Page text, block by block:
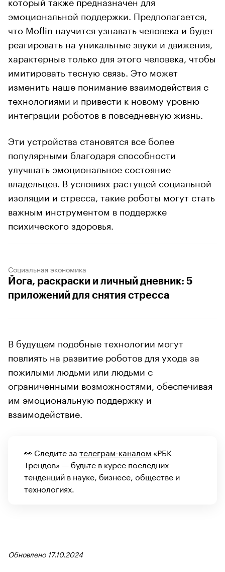
эмоциональной поддержки. Предполагается,
что Moflin научится узнавать человека и будет
реагировать на уникальные звуки и движения,
характерные только для этого человека, чтобы
имитировать тесную связь. Это может
изменить наше понимание взаимодействия с
технологиями и привести к новому уровню
интеграции роботов в повседневную жизнь.
Эти устройства становятся все более
популярными благодаря способности
улучшать эмоциональное состояние
владельцев. В условиях растущей социальной
изоляции и стресса, такие роботы могут стать
важным инструментом в поддержке
психического здоровья.
Социальная экономика
Йога, раскраски и личный дневник: 5
приложений для снятия стресса
В будущем подобные технологии могут
повлиять на развитие роботов для ухода за
пожилыми людьми или людьми с
ограниченными возможностями, обеспечивая
им эмоциональную поддержку и
взаимодействие.
👀 Следите за телеграм-каналом «РБК
Трендов» — будьте в курсе последних
тенденций в науке, бизнесе, обществе и
технологиях.
Обновлено 17.10.2024